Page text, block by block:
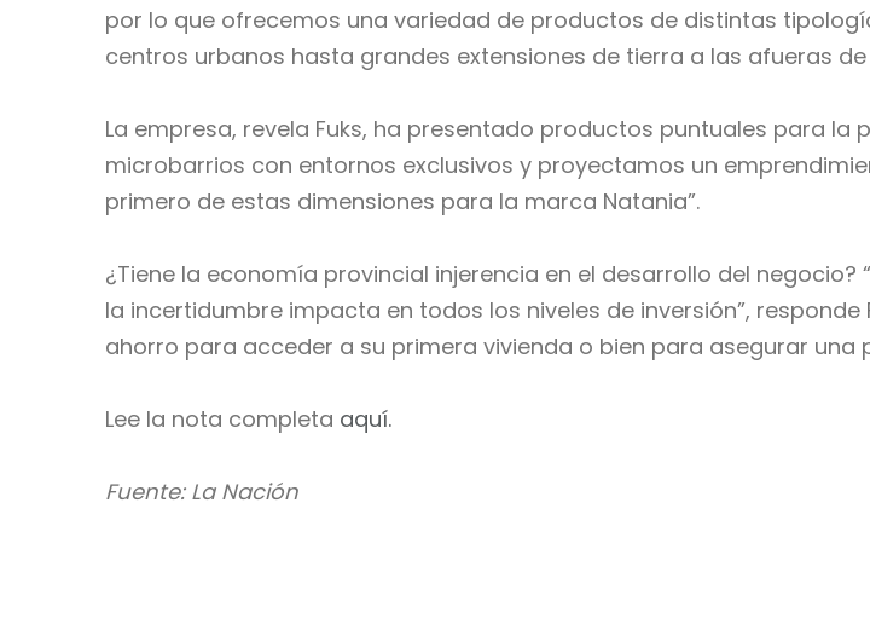
por lo que ofrecemos una variedad de productos de distintas
centros urbanos hasta grandes extensiones de tierra a las afueras
La empresa, revela Fuks, ha presentado productos puntuales para la
microbarrios con entornos exclusivos y proyectamos un
primero de estas dimensiones para la marca Natania”.
¿Tiene la economía provincial injerencia en el desarrollo del
la incertidumbre impacta en todos los niveles de inversión”, responde
ahorro para acceder a su primera vivienda o bien para asegurar una
Lee la nota completa aquí.
Fuente: La Nación